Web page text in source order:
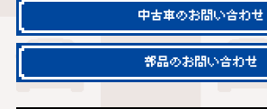
中古車のお問い合わせ
部品のお問い合わせ